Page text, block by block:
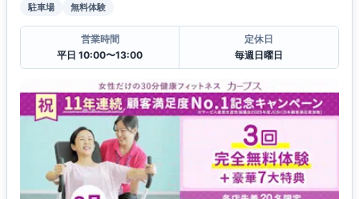
駐車場 無料体験
営業時間
平日 10:00〜13:00
定休日
毎週日曜日